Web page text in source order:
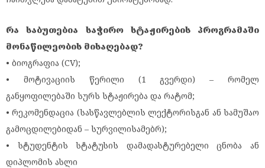
რა საბუთებია საჭირო სტაჟირების პროგრამაში
მონაწილეობის მისაღებად?
• ბიოგრაფია (CV);
• მოტივაციის წერილი (1 გვერდი) – რომელ
განყოფილებაში სურს სტაჟირება და რატომ;
• რეკომენდაცია (სასწავლებლის ლექტორისგან ან სამუშაო
გამოცდილებიდან – სურვილისამებრ);
• სტუდენტის სტატუსის დამადასტურებელი ცნობა ან
დიპლომის ასლი